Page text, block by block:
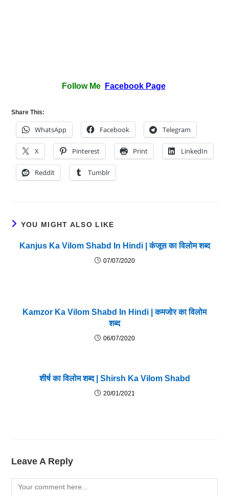
Follow Me Facebook Page
Share This:
WhatsApp Facebook Telegram
X Pinterest Print LinkedIn
Reddit Tumblr
YOU MIGHT ALSO LIKE
Kanjus Ka Vilom Shabd In Hindi | कंजूस का विलोम शब्द
07/07/2020
Kamzor Ka Vilom Shabd In Hindi | कमजोर का विलोम
शब्द
06/07/2020
शीर्ष का विलोम शब्द | Shirsh Ka Vilom Shabd
20/01/2021
Leave A Reply
Comment